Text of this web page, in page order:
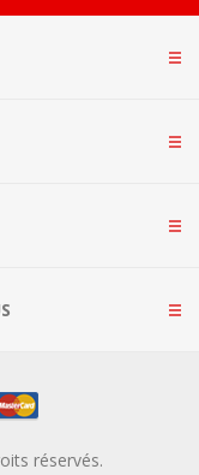
réservés.